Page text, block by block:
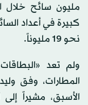
مليون سائح خلال
كبيرة في أعداد
نحو 19 مليوناً.
ولم تعد
المطارات، وفق
الأسبق، مشيراً إلى